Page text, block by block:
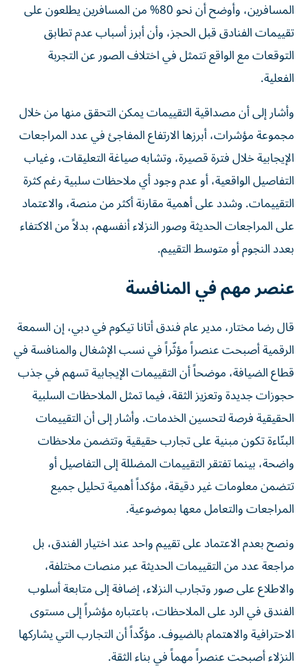
المسافرين، وأوضح أن نحو 80% من المسافرين يطلعون على
تقييمات الفنادق قبل الحجز، وأن أبرز أسباب عدم تطابق
التوقعات مع الواقع تتمثل في اختلاف الصور عن التجربة
الفعلية.
وأشار إلى أن مصداقية التقييمات يمكن التحقق منها من خلال
مجموعة مؤشرات، أبرزها الارتفاع المفاجئ في عدد المراجعات
الإيجابية خلال فترة قصيرة، وتشابه صياغة التعليقات، وغياب
التفاصيل الواقعية، أو عدم وجود أي ملاحظات سلبية رغم كثرة
التقييمات. وشدد على أهمية مقارنة أكثر من منصة، والاعتماد
على المراجعات الحديثة وصور النزلاء أنفسهم، بدلاً من الاكتفاء
بعدد النجوم أو متوسط التقييم.
عنصر مهم في المنافسة
قال رضا مختار، مدير عام فندق أتانا تيكوم في دبي، إن السمعة
الرقمية أصبحت عنصراً مؤثّراً في نسب الإشغال والمنافسة في
قطاع الضيافة، موضحاً أن التقييمات الإيجابية تسهم في جذب
حجوزات جديدة وتعزيز الثقة، فيما تمثل الملاحظات السلبية
الحقيقية فرصة لتحسين الخدمات. وأشار إلى أن التقييمات
البنّاءة تكون مبنية على تجارب حقيقية وتتضمن ملاحظات
واضحة، بينما تفتقر التقييمات المضللة إلى التفاصيل أو
تتضمن معلومات غير دقيقة، مؤكداً أهمية تحليل جميع
المراجعات والتعامل معها بموضوعية.
ونصح بعدم الاعتماد على تقييم واحد عند اختيار الفندق، بل
مراجعة عدد من التقييمات الحديثة عبر منصات مختلفة،
والاطلاع على صور وتجارب النزلاء، إضافة إلى متابعة أسلوب
الفندق في الرد على الملاحظات، باعتباره مؤشراً إلى مستوى
الاحترافية والاهتمام بالضيوف. مؤكّداً أن التجارب التي يشاركها
النزلاء أصبحت عنصراً مهماً في بناء الثقة.